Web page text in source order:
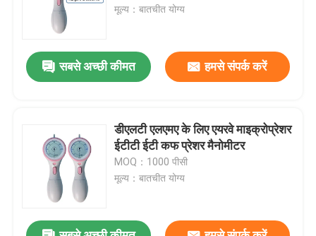
मूल्य：बातचीत योग्य
सबसे अच्छी कीमत हमसे संपर्क करें
डीएलटी एलएमए के लिए एयरवे माइक्रोप्रेशर
ईटीटी ईटी कफ प्रेशर मैनोमीटर
MOQ：1000 पीसी
मूल्य：बातचीत योग्य